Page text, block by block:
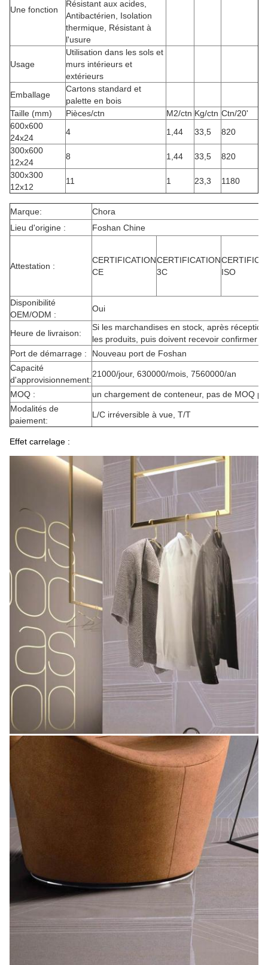
Une fonction
Résistant aux acides,
Antibactérien, Isolation
thermique, Résistant à
l'usure
Usage
Utilisation dans les sols et
murs intérieurs et
extérieurs
Emballage
Cartons standard et
palette en bois
Taille (mm)
Pièces/ctn M2/ctn Kg/ctn Ctn/20'
600x600
24x24
4 1,44 33,5
820
300x600
12x24
8 1,44 33,5
820
300x300
12x12
11 1 23,3 1180
Marque:
Chora
Lieu d'origine :
Foshan Chine
Attestation :
CERTIFICATION
CE
CERTIFICATION
3C
ISO
Disponibilité
OEM/ODM :
Oui
Heure de livraison:
Si les marchandises en stock, après
les produits, puis doivent recevoir confirmer
Port de démarrage :
Nouveau port de Foshan
Capacité
d'approvisionnement:
21000/jour, 630000/mois, 7560000/an
MOQ :
un chargement de conteneur, pas de MOQ
Modalités de
paiement:
L/C irréversible à vue, T/T
Effet carrelage :